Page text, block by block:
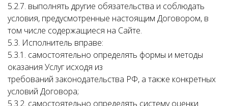
5.2.7. выполнять другие обязательства и соблюдать
условия, предусмотренные настоящим Договором, в
том числе содержащиеся на Сайте.
5.3. Исполнитель вправе:
5.3.1. самостоятельно определять формы и методы
оказания Услуг исходя из
требований законодательства РФ, а также конкретных
условий Договора;
5.3.2. самостоятельно определять систему оценки